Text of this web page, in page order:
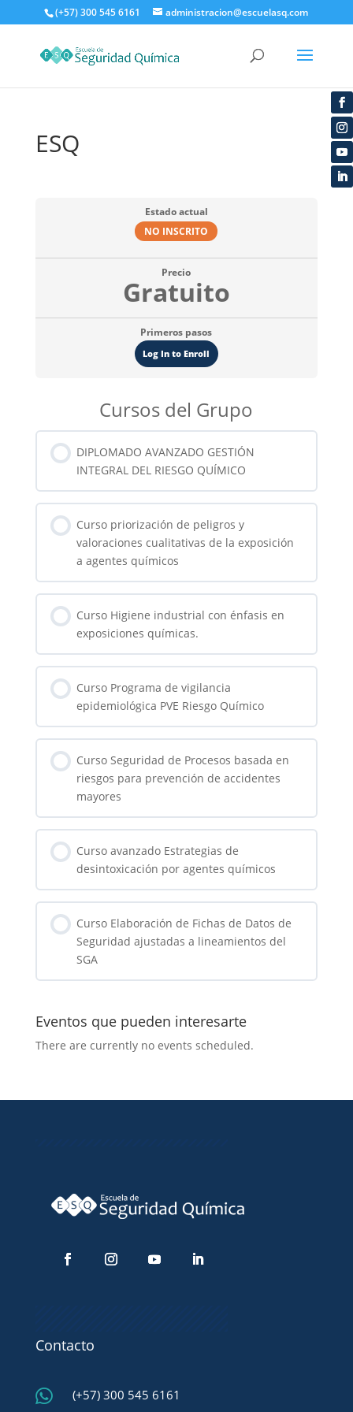
(+57) 300 545 6161 administracion@escuelasq.com
ESQ
Estado actual
NO INSCRITO
Precio
Gratuito
Primeros pasos
Log In to Enroll
Cursos del Grupo
DIPLOMADO AVANZADO GESTIÓN
INTEGRAL DEL RIESGO QUÍMICO
0% COMPLETADO 0/0 pasos
Curso priorización de peligros y
valoraciones cualitativas de la exposición
a agentes químicos
0% COMPLETADO 0/0 pasos
Curso Higiene industrial con énfasis en
exposiciones químicas.
0% COMPLETADO 0/0 pasos
Curso Programa de vigilancia
epidemiológica PVE Riesgo Químico
0% COMPLETADO 0/0 pasos
Curso Seguridad de Procesos basada en
riesgos para prevención de accidentes
mayores
0% COMPLETADO 0/0 pasos
Curso avanzado Estrategias de
desintoxicación por agentes químicos
0% COMPLETADO 0/0 pasos
Curso Elaboración de Fichas de Datos de
Seguridad ajustadas a lineamientos del
SGA
0% COMPLETADO 0/0 pasos
Eventos que pueden interesarte
There are currently no events scheduled.
Contacto
 (+57) 300 545 6161